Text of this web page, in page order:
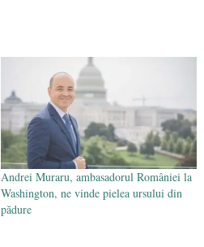
Andrei Muraru, ambasadorul României la
Washington, ne vinde pielea ursului din
pădure